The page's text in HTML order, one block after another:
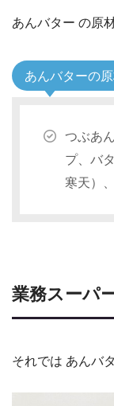
あんバター の原
あんバターの
つぶあ
プ、バ
寒天）
業務スーパ
それでは あんバ